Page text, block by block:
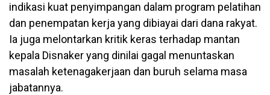
indikasi kuat penyimpangan dalam program pelatihan
dan penempatan kerja yang dibiayai dari dana rakyat.
Ia juga melontarkan kritik keras terhadap mantan
kepala Disnaker yang dinilai gagal menuntaskan
masalah ketenagakerjaan dan buruh selama masa
jabatannya.